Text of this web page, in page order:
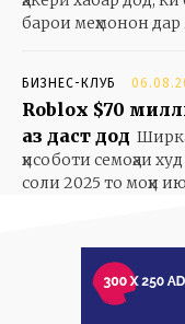
барои меҳмонон дар
БИЗНЕС-КЛУБ
Roblox $70
аз даст дод
ҳисоботи семоҳаи
соли 2025 то моҳи